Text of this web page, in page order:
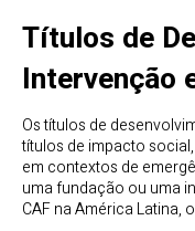
Títulos de
Intervenção
Os títulos de
títulos de impacto
em contextos de
uma fundação ou uma
CAF na América Latina,